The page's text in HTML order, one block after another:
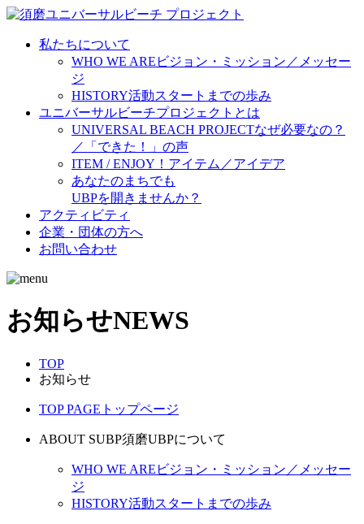
私たちについて
WHO WE ARE ビジョン・ミッション／メッセー
ジ
HISTORY活動スタートまでの歩み
ユニバーサルビーチプロジェクトとは
UNIVERSAL BEACH PROJECTなぜ必要なの？
／「できた！」の声
ITEM / ENJOY！ アイテム／アイデア
あなたのまちでも
UBPを開きませんか？
アクティビティ
企業・団体の方へ
お問い合わせ
お知らせNEWS
TOP
お知らせ
TOP PAGE トップページ
ABOUT SUBP須磨UBPについて
WHO WE ARE ビジョン・ミッション／メッセー
ジ
HISTORY活動スタートまでの歩み